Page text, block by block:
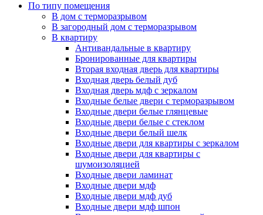
По типу помещения
В дом с терморазрывом
В загородный дом с терморазрывом
В квартиру
Антивандальные в квартиру
Бронированные для квартиры
Вторая входная дверь для квартиры
Входная дверь белый дуб
Входная дверь мдф с зеркалом
Входные белые двери с терморазрывом
Входные двери белые глянцевые
Входные двери белые с стеклом
Входные двери белый шелк
Входные двери для квартиры с зеркалом
Входные двери для квартиры с
шумоизоляцией
Входные двери ламинат
Входные двери мдф
Входные двери мдф дуб
Входные двери мдф шпон